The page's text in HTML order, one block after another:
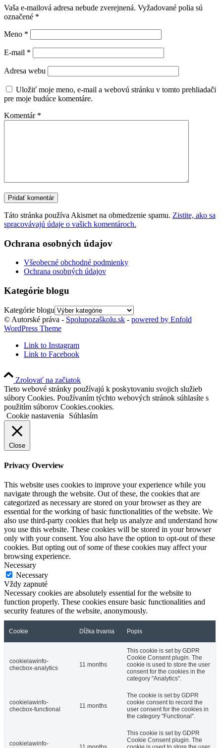
Vaša e-mailová adresa nebude zverejnená. Vyžadované polia sú
označené *
Meno *
E-mail *
Adresa webu
Uložiť moje meno, e-mail a webovú stránku v tomto prehliadači
pre moje budúce komentáre.
Komentár *
Táto stránka používa Akismet na obmedzenie spamu. Zistite, ako sa
spracovávajú údaje o vašich komentároch.
Ochrana osobných údajov
Všeobecné obchodné podmienky
Ochrana osobných údajov
Kategórie blogu
Kategórie blogu
© Autorské práva - Spolupozaškolu.sk - powered by Enfold
WordPress Theme
Link to Instagram
Link to Facebook
Zrolovať na začiatok
Tieto webové stránky používajú k poskytovaniu svojich služieb
súbory Cookies. Používaním týchto webových stránok súhlasíte s
použitím súborov Cookies.cookies.
Cookie nastavenia
Súhlasím
Close
Privacy Overview
This website uses cookies to improve your experience while you
navigate through the website. Out of these, the cookies that are
categorized as necessary are stored on your browser as they are
essential for the working of basic functionalities of the website. We
also use third-party cookies that help us analyze and understand how
you use this website. These cookies will be stored in your browser
only with your consent. You also have the option to opt-out of these
cookies. But opting out of some of these cookies may affect your
browsing experience.
Necessary
Necessary
Vždy zapnuté
Necessary cookies are absolutely essential for the website to
function properly. These cookies ensure basic functionalities and
security features of the website, anonymously.
Cookie Dĺžka trvania Popis
cookielawinfo-
checbox-analytics
11 months
This cookie is set by GDPR
Cookie Consent plugin. The
cookie is used to store the user
consent for the cookies in the
category "Analytics".
cookielawinfo-
checbox-functional
11 months
The cookie is set by GDPR
cookie consent to record the
user consent for the cookies in
the category "Functional".
cookielawinfo-
This cookie is set by GDPR
Cookie Consent plugin. The